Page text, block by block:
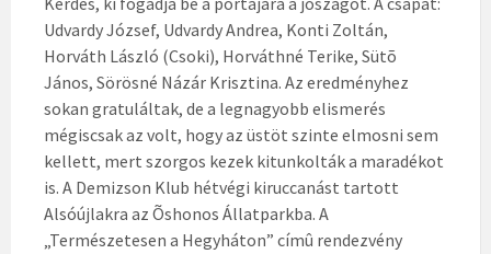
Udvardy József, Udvardy Andrea, Konti Zoltán,
Horváth László (Csoki), Horváthné Terike, Sütõ
János, Sörösné Názár Krisztina. Az eredményhez
sokan gratuláltak, de a legnagyobb elismerés
mégiscsak az volt, hogy az üstöt szinte elmosni sem
kellett, mert szorgos kezek kitunkolták a maradékot
is. A Demizson Klub hétvégi kiruccanást tartott
Alsóújlakra az Õshonos Állatparkba. A
„Természetesen a Hegyháton” címû rendezvény